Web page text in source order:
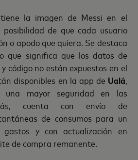
la imagen de Messi en el
de que cada usuario
o apodo que quiera. Se destaca
que significa que los datos de
código no están expuestos en el
disponibles en la app de Ualá,
una mayor seguridad en las
cuenta con envío de
de consumos para un
y con actualización en
de compra remanente.